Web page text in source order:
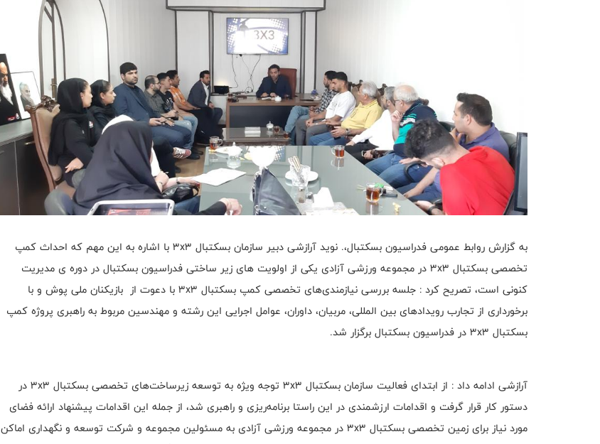
به گزارش روابط عمومی فدراسیون بسکتبال،. نوید آرازشی دبیر سازمان بسکتبال 3x3 با اشاره به این مهم که احداث کمپ
تخصصی بسکتبال 3x3 در مجموعه ورزشی آزادی یکی از اولویت های زیر ساختی فدراسیون بسکتبال در دوره ی مدیریت
کنونی است، تصریح کرد : جلسه بررسی نیازمندی‌های تخصصی کمپ بسکتبال 3x3 با دعوت از بازیکنان ملی پوش و با
برخورداری از تجارب رویدادهای بین المللی، مربیان، داوران، عوامل اجرایی این رشته و مهندسین مربوط به راهبری پروژه کمپ
بسکتبال 3x3 در فدراسیون بسکتبال برگزار شد.
آرازشی ادامه داد : از ابتدای فعالیت سازمان بسکتبال 3x3 توجه ویژه به توسعه زیرساخت‌های تخصصی بسکتبال 3x3 در
دستور کار قرار گرفت و اقدامات ارزشمندی در این راستا برنامه‌ریزی و راهبری شد، از جمله این اقدامات پیشنهاد ارائه فضای
مورد نیاز برای زمین تخصصی بسکتبال 3x3 در مجموعه ورزشی آزادی به مسئولین مجموعه و شرکت توسعه و نگهداری اماکن